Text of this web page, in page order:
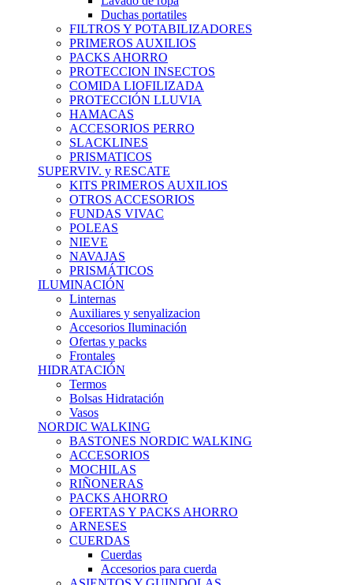
Duchas portatiles
FILTROS Y POTABILIZADORES
PRIMEROS AUXILIOS
PACKS AHORRO
PROTECCION INSECTOS
COMIDA LIOFILIZADA
PROTECCIÓN LLUVIA
HAMACAS
ACCESORIOS PERRO
SLACKLINES
PRISMATICOS
SUPERVIV. y RESCATE
KITS PRIMEROS AUXILIOS
OTROS ACCESORIOS
FUNDAS VIVAC
POLEAS
NIEVE
NAVAJAS
PRISMÁTICOS
ILUMINACIÓN
Linternas
Auxiliares y senyalizacion
Accesorios Iluminación
Ofertas y packs
Frontales
HIDRATACIÓN
Termos
Bolsas Hidratación
Vasos
NORDIC WALKING
BASTONES NORDIC WALKING
ACCESORIOS
MOCHILAS
RIÑONERAS
PACKS AHORRO
OFERTAS Y PACKS AHORRO
ARNESES
CUERDAS
Cuerdas
Accesorios para cuerda